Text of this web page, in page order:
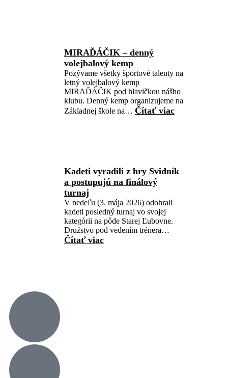
MIRAĎÁČIK – denný
volejbalový kemp
Pozývame všetky športové talenty na
letný volejbalový kemp
MIRAĎÁČIK pod hlavičkou nášho
klubu. Denný kemp organizujeme na
Základnej škole na… Čítať viac
Kadeti vyradili z hry Svidník
a postupujú na finálový
turnaj
V nedeľu (3. mája 2026) odohrali
kadeti posledný turnaj vo svojej
kategórii na pôde Starej Ľubovne.
Družstvo pod vedením trénera…
Čítať viac